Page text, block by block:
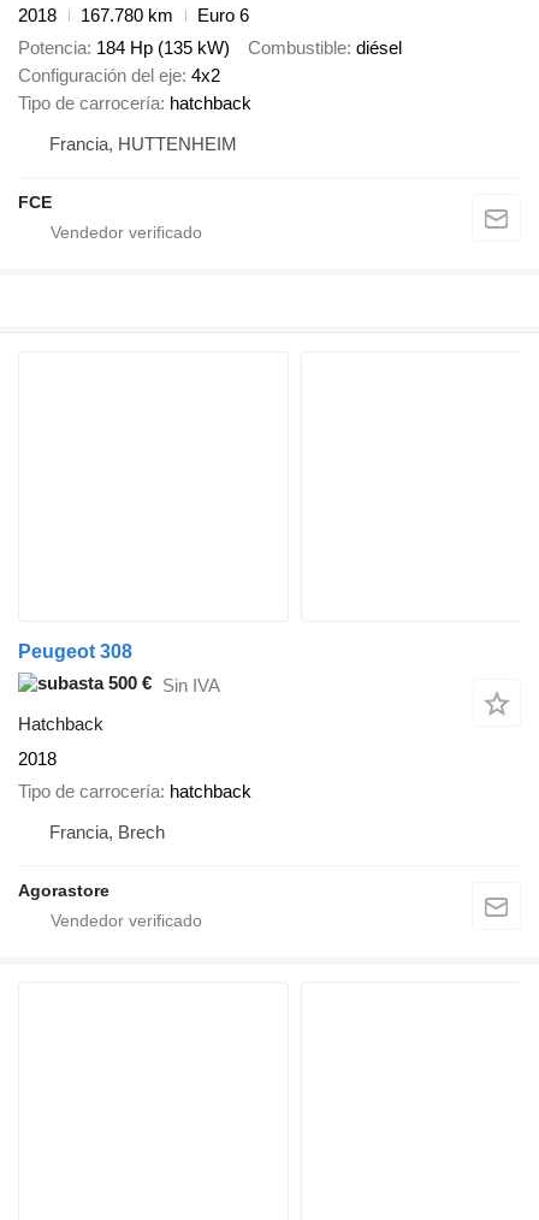
2018
167.780 km
Euro 6
Potencia 184 Hp (135 kW) Combustible diésel
Configuración del eje 4x2
Tipo de carrocería hatchback
Francia, HUTTENHEIM
FCE
Peugeot 308
500 € Sin IVA
Hatchback
2018
Tipo de carrocería hatchback
Francia, Brech
Agorastore